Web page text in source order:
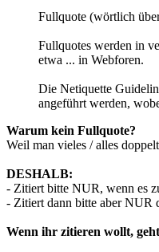
Fullquote (wörtlich
Fullquotes werden in
etwa ... in Webforen.
Die Netiquette
angeführt werden,
Warum kein Fullquote?
Weil man vieles / alles
DESHALB:
- Zitiert bitte NUR, wenn es
- Zitiert dann bitte aber NUR
Wenn ihr zitieren wollt,